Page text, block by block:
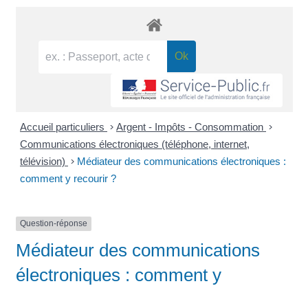
Accueil particuliers > Argent - Impôts - Consommation >
Communications électroniques (téléphone, internet,
télévision) > Médiateur des communications électroniques :
comment y recourir ?
Question-réponse
Médiateur des communications
électroniques : comment y